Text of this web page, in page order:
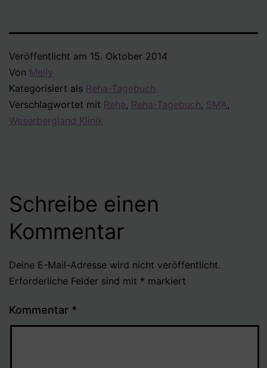
Veröffentlicht am 15. Oktober 2014
Von Melly
Kategorisiert als Reha-Tagebuch
Verschlagwortet mit Reha, Reha-Tagebuch, SMA,
Weserbergland Klinik
Schreibe einen
Kommentar
Deine E-Mail-Adresse wird nicht veröffentlicht.
Erforderliche Felder sind mit * markiert
Kommentar *